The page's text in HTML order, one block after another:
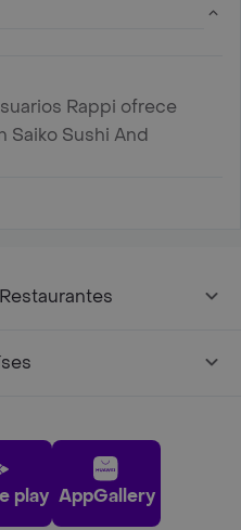
Rappi ofrece
Saiko Sushi And
play AppGallery